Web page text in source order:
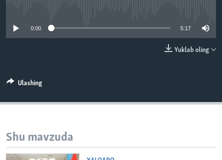
XABARLAR SURATLARDA
TELEGRAM
0:00 5:17
Yuklab oling
Ulashing
Shu mavzuda